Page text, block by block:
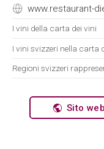
www.restaurant-
I vini della carta dei vini
I vini svizzeri nella carta
Regioni svizzeri
Sito web